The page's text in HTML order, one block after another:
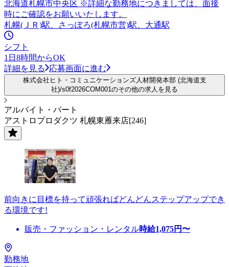
北海道札幌市中央区 ※詳細な勤務地につきましては、面接
時にご確認をお願いいたします。
札幌(ＪＲ)駅、さっぽろ(札幌市営)駅、大通駅
シフト
1日8時間からOK
詳細を見る
応募画面に進む
株式会社ヒト・コミュニケーションズ人材開発本部 (北海道支
社)/s0f2026COM001のその他の求人を見る
アルバイト・パート
アストロプロダクツ 札幌東雁来店[246]
前向きに目標を持って頑張ればどんどんステップアップでき
る環境です!
販売・ファッション・レンタル時給1,075円〜
勤務地